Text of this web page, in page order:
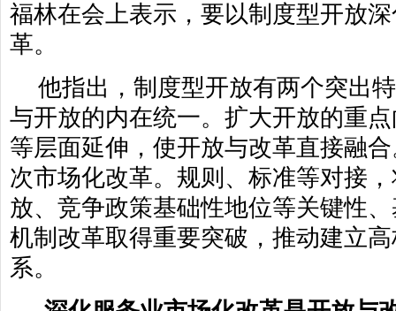
福林在会上表示，要以制度型开放
革。
他指出，制度型开放有两个突出
与开放的内在统一。扩大开放的重
等层面延伸，使开放与改革直接融
次市场化改革。规则、标准等对接
放、竞争政策基础性地位等关键性
机制改革取得重要突破，推动建立
系。